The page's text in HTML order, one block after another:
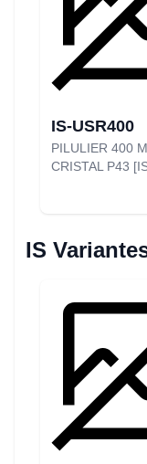
IS-USR400
PILULIER 400
CRISTAL P43
IS